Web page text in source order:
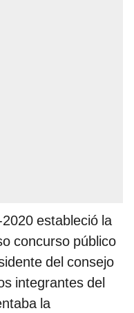
estableció la
concurso público
del consejo
integrantes del
la